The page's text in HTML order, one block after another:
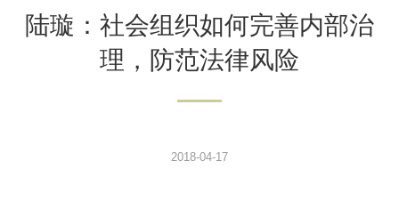
律师
支持团队
实习岗位
中文
陆璇：社会组织如何完善内部治
理，防范法律风险
2018-04-17